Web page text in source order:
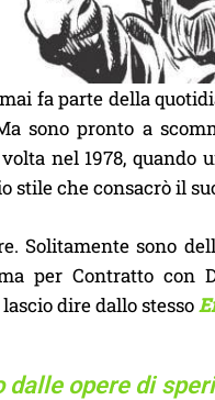
fa parte della
sono pronto a
nel 1978, quando
stile che consacrò il
Solitamente sono
per Contratto con
dire dallo stesso
dalle opere di